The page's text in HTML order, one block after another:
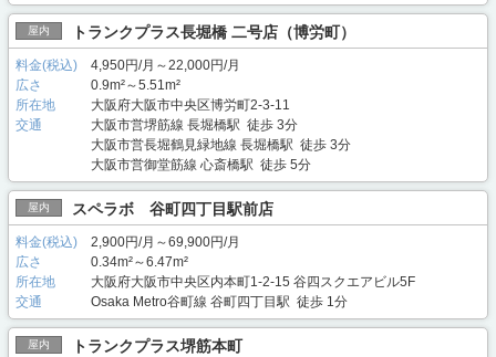
屋内 トランクプラス長堀橋 二号店（博労町）
料金(税込)
4,950円/月～22,000円/月
広さ
0.9m²～5.51m²
所在地
大阪府大阪市中央区博労町2-3-11
交通
大阪市営堺筋線 長堀橋駅 徒歩 3分
大阪市営長堀鶴見緑地線 長堀橋駅 徒歩 3分
大阪市営御堂筋線 心斎橋駅 徒歩 5分
屋内 スペラボ 谷町四丁目駅前店
料金(税込)
2,900円/月～69,900円/月
広さ
0.34m²～6.47m²
所在地
大阪府大阪市中央区内本町1-2-15 谷四スクエアビル5F
交通
Osaka Metro谷町線 谷町四丁目駅 徒歩 1分
屋内 トランクプラス堺筋本町